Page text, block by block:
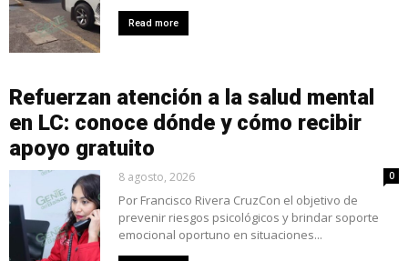
Read more
Refuerzan atención a la salud mental
en LC: conoce dónde y cómo recibir
apoyo gratuito
8 agosto, 2026 0
Por Francisco Rivera CruzCon el objetivo de
prevenir riesgos psicológicos y brindar soporte
emocional oportuno en situaciones...